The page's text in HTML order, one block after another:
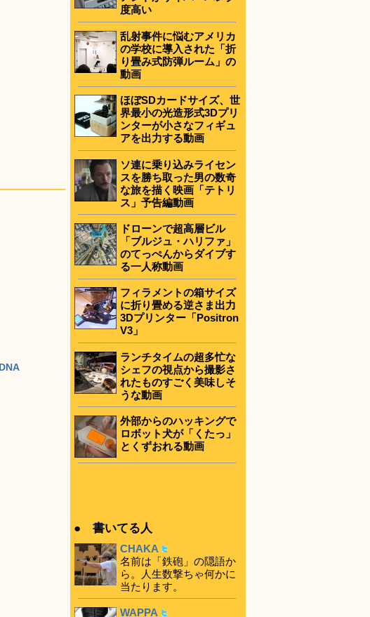
度高い
乱射事件に悩むアメリカ
の学校に導入された「折
り畳み式防弾ルーム」の
動画
ほぼSDカードサイズ、世
界最小の光造形式3Dプリ
ンターが小さなフィギュ
アを出力する動画
ソ連に乗り込みライセン
スを勝ち取った男の数奇
な旅を描く映画「テトリ
ス」予告編動画
ドローンで超高層ビル
「ブルジュ・ハリファ」
のてっぺんからダイブす
る一人称動画
フィラメントの箱サイズ
に折り畳める逆さま出力
3Dプリンター「Positron
V3」
ランチタイムの超多忙な
シェフの視点から撮影さ
れたものすごく美味しそ
うな動画
外部からのハッキングで
ロボット犬が「くたっ」
とくずおれる動画
● 書いてる人
CHAKA
名前は「鉄砲」の隠語か
ら。人生数撃ちゃ何かに
当たります。
WAPPA